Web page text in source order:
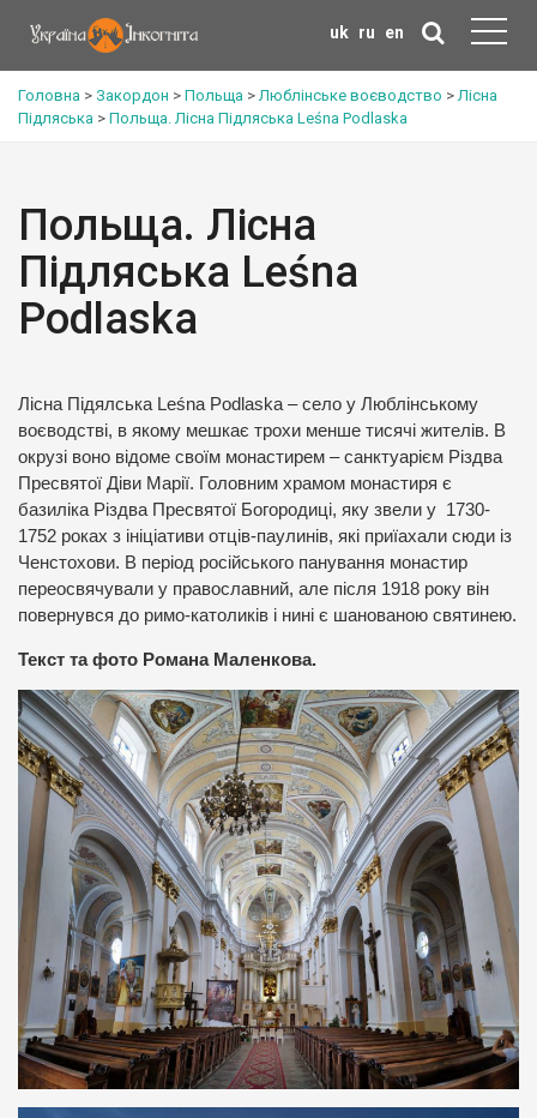
uk ru en
Головна > Закордон > Польща >Люблінське воєводство >Лісна
Підляська > Польща. Лісна Підляська Leśna Podlaska
Польща. Лісна
Підляська Leśna
Podlaska
Лісна Підялська Leśna Podlaska – село у Люблінському
воєводстві, в якому мешкає трохи менше тисячі жителів. В
окрузі воно відоме своїм монастирем – санктуарієм Різдва
Пресвятої Діви Марії. Головним храмом монастиря є
базиліка Різдва Пресвятої Богородиці, яку звели у 1730-
1752 роках з ініціативи отців-паулинів, які приїахали сюди із
Ченстохови. В період російського панування монастир
переосвячували у православний, але після 1918 року він
повернувся до римо-католиків і нині є шанованою святинею.
Текст та фото Романа Маленкова.